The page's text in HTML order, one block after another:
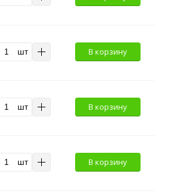
шт В корзину
шт В корзину
шт В корзину